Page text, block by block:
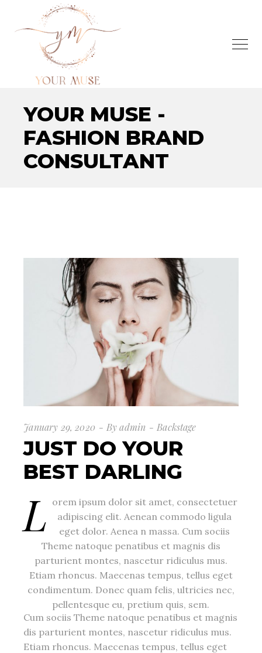
YOUR MUSE -
FASHION BRAND
CONSULTANT
January 29, 2020 By admin Backstage
JUST DO YOUR
BEST DARLING
L orem ipsum dolor sit amet, consectetuer
adipiscing elit. Aenean commodo ligula
eget dolor. Aenea n massa. Cum sociis
Theme natoque penatibus et magnis dis
parturient montes, nascetur ridiculus mus.
Etiam rhoncus. Maecenas tempus, tellus eget
condimentum. Donec quam felis, ultricies nec,
pellentesque eu, pretium quis, sem.
Cum sociis Theme natoque penatibus et magnis
dis parturient montes, nascetur ridiculus mus.
Etiam rhoncus. Maecenas tempus, tellus eget